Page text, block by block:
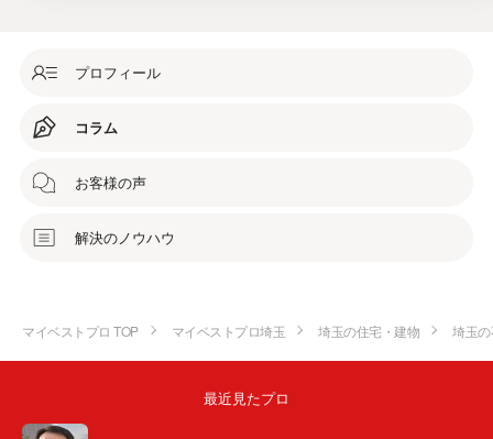
プロフィール
コラム
お客様の声
解決のノウハウ
マイベストプロ TOP マイベストプロ埼玉 埼玉の住宅・建物 埼玉
最近見たプロ